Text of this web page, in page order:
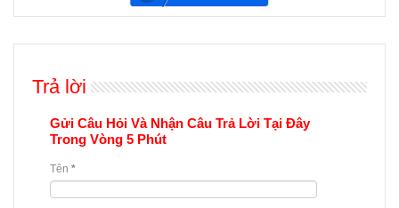
Trả lời
Gửi Câu Hỏi Và Nhận Câu Trả Lời Tại Đây
Trong Vòng 5 Phút
Tên *